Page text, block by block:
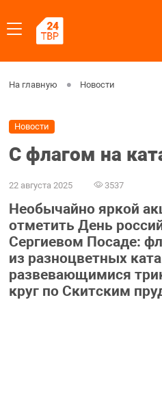
На главную Новости
Новости
С флагом на
22 августа 2025 3537
Необычайно яркой
отметить День
Сергиевом Посаде:
из разноцветных
развевающимися
круг по Скитским